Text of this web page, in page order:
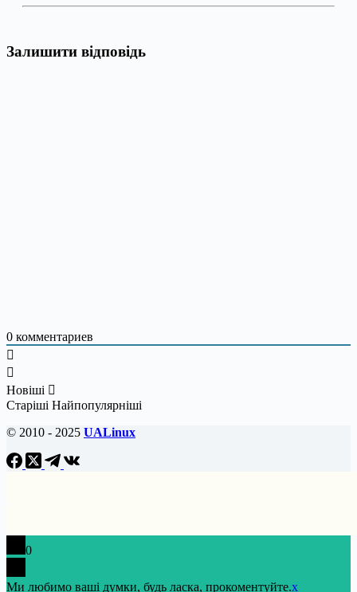
Залишити відповідь
0 комментариев
Новіші
Старіші Найпопулярніші
© 2010 - 2025 UALinux
0
Ми любимо ваші думки, будь ласка, прокоментуйте.x